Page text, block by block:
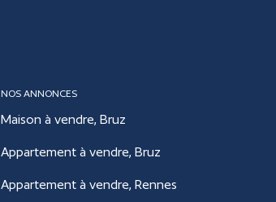
NOS ANNONCES
Maison à vendre, Bruz
Appartement à vendre, Bruz
Appartement à vendre, Rennes